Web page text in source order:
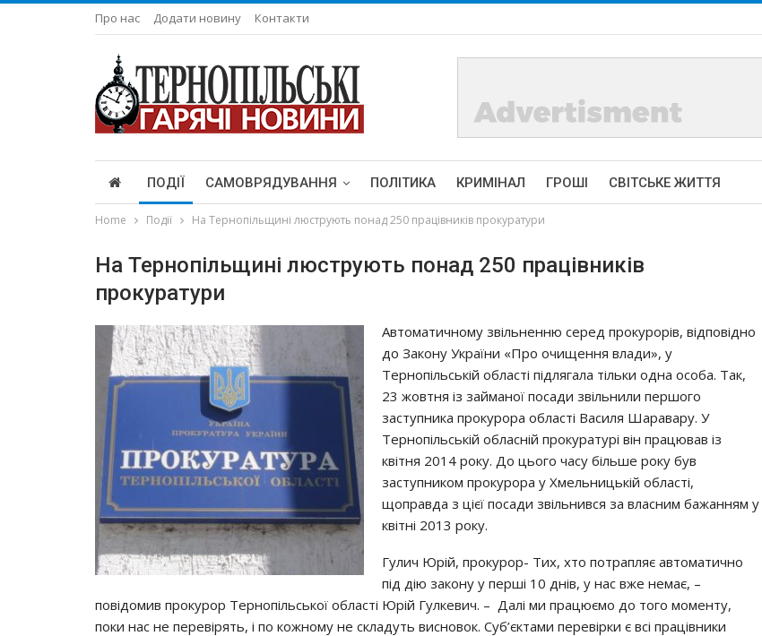
Про нас Додати новину Контакти
ПОДІЇ САМОВРЯДУВАННЯ ПОЛІТИКА КРИМІНАЛ ГРОШІ СВІТСЬКЕ ЖИТТЯ
Home Події На Тернопільщині люструють понад 250 працівників прокуратури
На Тернопільщині люструють понад 250 працівників
прокуратури
Автоматичному звільненню серед прокурорів, відповідно
до Закону України «Про очищення влади», у
Тернопільській області підлягала тільки одна особа. Так,
23 жовтня із займаної посади звільнили першого
заступника прокурора області Василя Шаравару. У
Тернопільській обласній прокуратурі він працював із
квітня 2014 року. До цього часу більше року був
заступником прокурора у Хмельницькій області,
щоправда з цієї посади звільнився за власним бажанням у
квітні 2013 року.
Гулич Юрій, прокурор- Тих, хто потрапляє автоматично
під дію закону у перші 10 днів, у нас вже немає, –
повідомив прокурор Тернопільської області Юрій Гулкевич. – Далі ми працюємо до того моменту,
поки нас не перевірять, і по кожному не складуть висновок. Суб’єктами перевірки є всі працівники